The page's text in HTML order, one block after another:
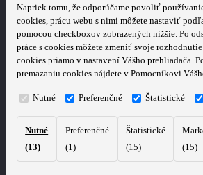
Napriek tomu, že odporúčame povoliť
cookies, prácu webu s nimi môžete nastaviť
pomocou checkboxov zobrazených nižšie. Po
práce s cookies môžete zmeniť svoje
cookies priamo v nastavení Vášho prehliadača.
premazaniu cookies nájdete v Pomocníkovi
Nutné Preferenčné Štatistické
Nutné
(13)
Preferenčné
(1)
Štatistické
(15)
(15)